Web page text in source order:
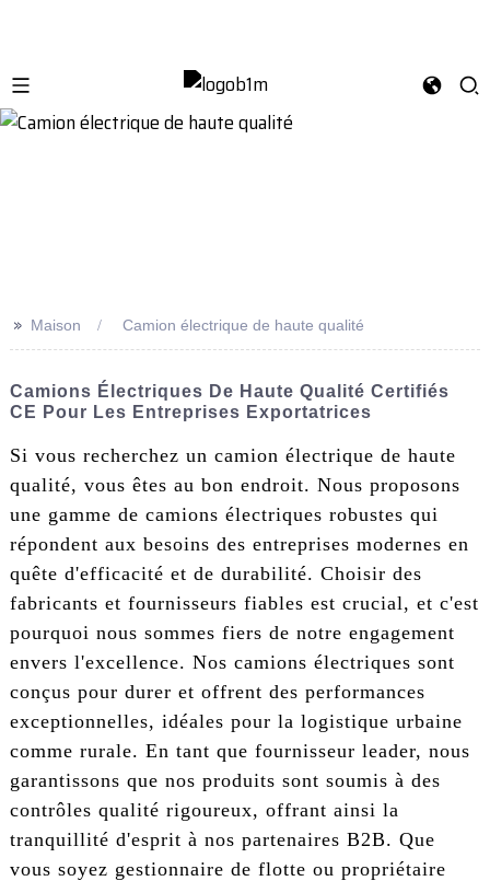
>> Maison Camion électrique de haute qualité
Camions Électriques De Haute Qualité Certifiés
CE Pour Les Entreprises Exportatrices
Si vous recherchez un camion électrique de haute
qualité, vous êtes au bon endroit. Nous proposons
une gamme de camions électriques robustes qui
répondent aux besoins des entreprises modernes en
quête d'efficacité et de durabilité. Choisir des
fabricants et fournisseurs fiables est crucial, et c'est
pourquoi nous sommes fiers de notre engagement
envers l'excellence. Nos camions électriques sont
conçus pour durer et offrent des performances
exceptionnelles, idéales pour la logistique urbaine
comme rurale. En tant que fournisseur leader, nous
garantissons que nos produits sont soumis à des
contrôles qualité rigoureux, offrant ainsi la
tranquillité d'esprit à nos partenaires B2B. Que
vous soyez gestionnaire de flotte ou propriétaire